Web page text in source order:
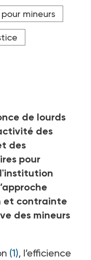
mineurs
de lourds
des
des
pour
et contrainte
des mineurs
(1), l’efficience